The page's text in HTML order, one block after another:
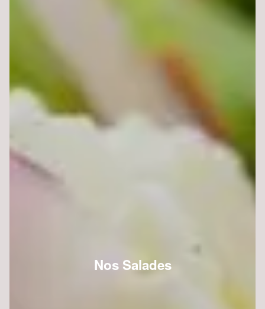
Nos Salades